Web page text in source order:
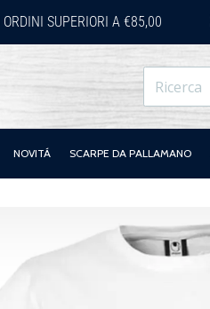
ORDINI SUPERIORI A €85,00
NOVITÁ SCARPE DA PALLAMANO